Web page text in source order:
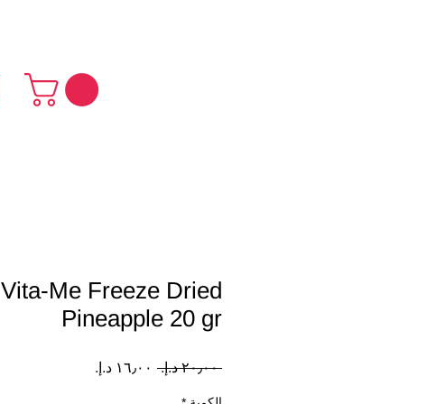
Vita-Me Freeze Dried
Pineapple 20 gr
‏٢٠٫٠٠ د.إ.‏
سعر